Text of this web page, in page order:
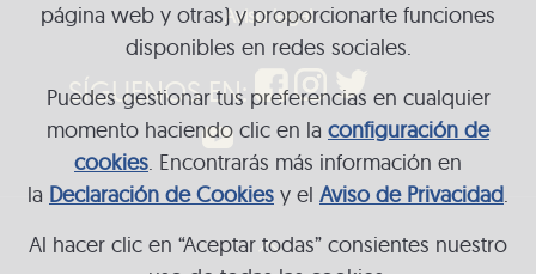
Aviso legal
SÍGUENOS EN:
página web y otras) y proporcionarte funciones
disponibles en redes sociales.
Puedes gestionar tus preferencias en cualquier
momento haciendo clic en la configuración de
cookies. Encontrarás más información en
la Declaración de Cookies y el Aviso de Privacidad.
Al hacer clic en “Aceptar todas” consientes nuestro